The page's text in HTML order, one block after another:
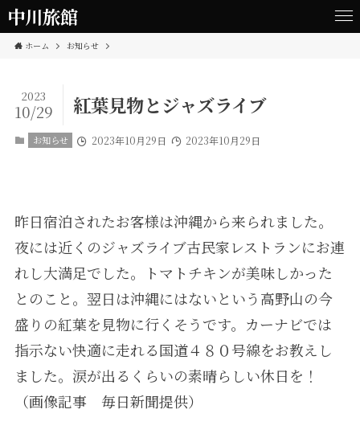
中川旅館
ホーム お知らせ
紅葉見物とジャズライブ
2023
10/29
お知らせ 2023年10月29日 2023年10月29日
昨日宿泊されたお客様は沖縄から来られました。
夜には近くのジャズライブ古民家レストランにお連
れし大満足でした。トマトチキンが美味しかった
とのこと。翌日は沖縄にはないという高野山の今
盛りの紅葉を見物に行くそうです。カーナビでは
指示ない快適に走れる国道４８０号線をお教えし
ました。涙が出るくらいの素晴らしい休日を！
（画像記事 毎日新聞提供）